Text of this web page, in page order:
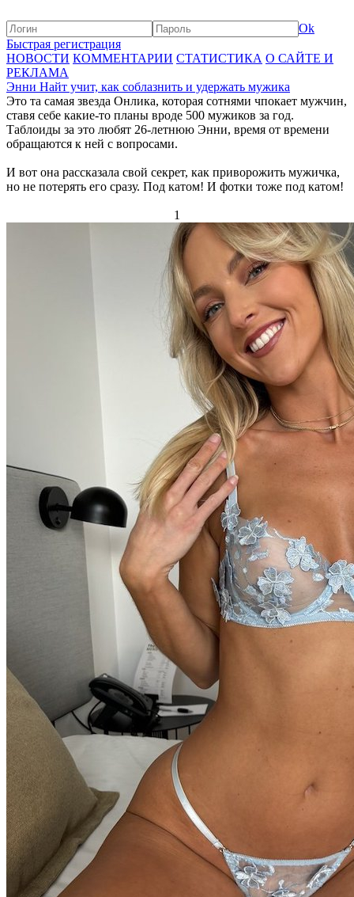
Ok
Быстрая регистрация
НОВОСТИ КОММЕНТАРИИ СТАТИСТИКА О САЙТЕ И
РЕКЛАМА
Энни Найт учит, как соблазнить и удержать мужика
Это та самая звезда Онлика, которая сотнями чпокает мужчин,
ставя себе какие-то планы вроде 500 мужиков за год.
Таблоиды за это любят 26-летнюю Энни, время от времени
обращаются к ней с вопросами.
И вот она рассказала свой секрет, как приворожить мужичка,
но не потерять его сразу. Под катом! И фотки тоже под катом!
1